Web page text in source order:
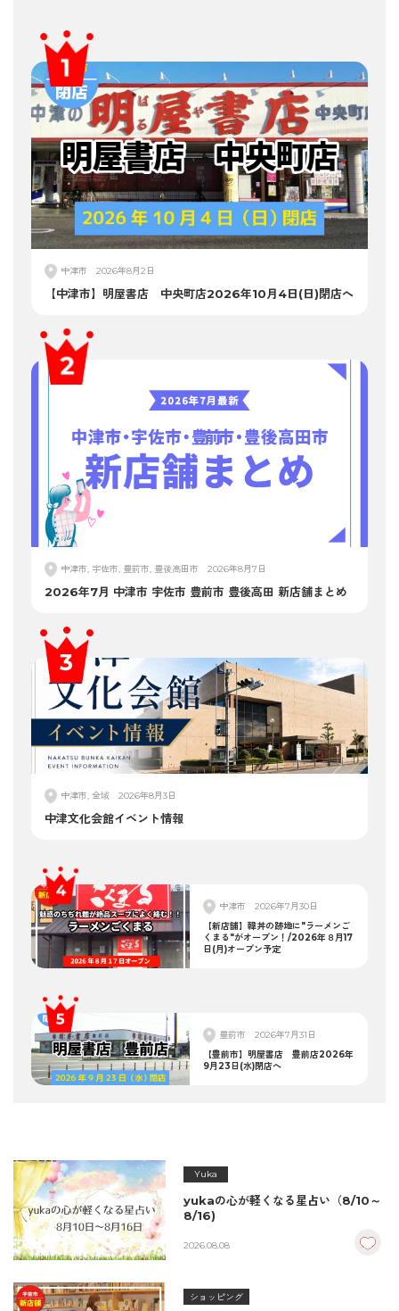
中津市 2026年8月2日
【中津市】明屋書店 中央町店2026年10月4日(日)閉店へ
中津市, 宇佐市, 豊前市, 豊後高田市 2026年8月7日
2026年7月 中津市 宇佐市 豊前市 豊後高田 新店舗まとめ
中津市, 全域 2026年8月3日
中津文化会館イベント情報
中津市
2026年7月30日
【新店舗】韓丼の跡地に"ラーメンご
くまる"がオープン！/2026年８月17
日(月)オープン予定
豊前市
2026年7月31日
【豊前市】明屋書店 豊前店2026年
9月23日(水)閉店へ
Yuka
yukaの心が軽くなる星占い（8/10～
8/16)
2026.08.08
ショッピング